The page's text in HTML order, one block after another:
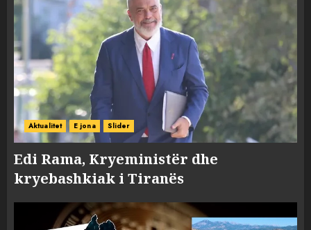
Aktualitet E jona Slider
Edi Rama, Kryeministër dhe
kryebashkiak i Tiranës